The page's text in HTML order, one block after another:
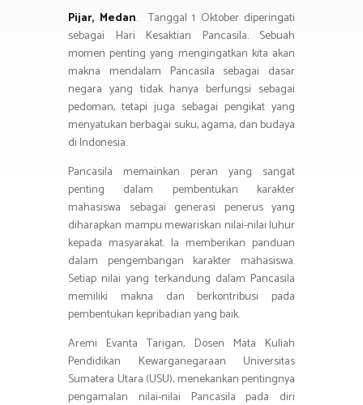
p
Pijar, Medan. Tanggal 1 Oktober diperingati
sebagai Hari Kesaktian Pancasila. Sebuah
momen penting yang mengingatkan kita akan
makna mendalam Pancasila sebagai dasar
negara yang tidak hanya berfungsi sebagai
pedoman, tetapi juga sebagai pengikat yang
menyatukan berbagai suku, agama, dan budaya
di Indonesia.
Pancasila memainkan peran yang sangat
penting dalam pembentukan karakter
mahasiswa sebagai generasi penerus yang
diharapkan mampu mewariskan nilai-nilai luhur
kepada masyarakat. Ia memberikan panduan
dalam pengembangan karakter mahasiswa.
Setiap nilai yang terkandung dalam Pancasila
memiliki makna dan berkontribusi pada
pembentukan kepribadian yang baik.
Aremi Evanta Tarigan, Dosen Mata Kuliah
Pendidikan Kewarganegaraan Universitas
Sumatera Utara (USU), menekankan pentingnya
pengamalan nilai-nilai Pancasila pada diri